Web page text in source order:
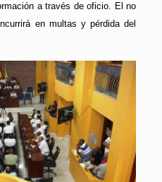
a través de oficio. El no
en multas y pérdida del